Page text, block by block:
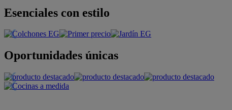
Esenciales con estilo
Oportunidades únicas